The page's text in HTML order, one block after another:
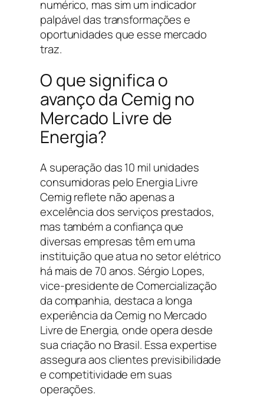
numérico, mas sim um indicador
palpável das transformações e
oportunidades que esse mercado
traz.
O que significa o
avanço da Cemig no
Mercado Livre de
Energia?
A superação das 10 mil unidades
consumidoras pelo Energia Livre
Cemig reflete não apenas a
excelência dos serviços prestados,
mas também a confiança que
diversas empresas têm em uma
instituição que atua no setor elétrico
há mais de 70 anos. Sérgio Lopes,
vice-presidente de Comercialização
da companhia, destaca a longa
experiência da Cemig no Mercado
Livre de Energia, onde opera desde
sua criação no Brasil. Essa expertise
assegura aos clientes previsibilidade
e competitividade em suas
operações.